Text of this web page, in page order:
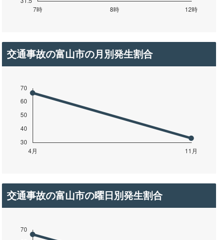
交通事故の富山市の月別発生割合
交通事故の富山市の曜日別発生割合